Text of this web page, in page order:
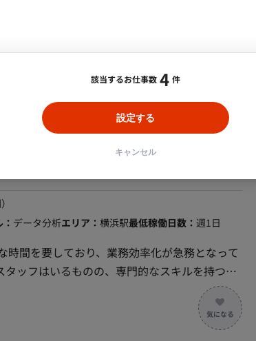
ィック／スキル）：抽出した定義を、用語間の
て整理し、AI が参照・実行できるスキルの形
り込む流れを、コードとして実装する。 ・
ファイル（YAML）の検証からデータ基盤へ
自動化：Databricks の構成管理（Databricks
能の設定変更をコードで管理・適用する。 ・
きる形に整え、手順とハマりどころをドキュ
）起因と自社実装起因を切り分け、ベ
と機械が使える形に落とすことに面白さを感
も、ドキュメントを読んで自分で動かして確
れたときの切り分けと復旧まで含めて設計で
CoBuild／AIエージェント／LLM Mesh／MCP
等）へ展開・活用まで一気通貫で推進する。
用・ナレッジ化・横展開）までを自分ごとで
問へ、データに基づきその場で答えられる仕組
ベンダー担当窓口）から新機能を把握し、当
する。 ・クライアント質問応答AIの構築・展
に LM/AIエージェントを接続し、予測値・実
場に定着させる。 ・展開・活用推進：検証し
PJへ横展開し、開発速度と品質を底上げする
の自動化：精度悪化の要因分析、モデル構築
仕組み化する。 ・技術的切り分け支援：デー
これ使えそう、試しましょう」と自分から動
て成果（数字・定着）まで持っていける。
（AI）で解消することを面白がれる方。 ■働
貸与(Mac) ・基本フルリモートだが、必要に
モート】社内のデータ集計業務にお
データ分析エリア： 横浜駅最低稼働日数： 週1日
間を要しており、業務効率化が急務となって
ッフはいるものの、専門的なスキルを持つエ
し、迅速なデータ集計・分析環境を整えるた
します。 ■ 具体的な業務内容
おいて、専門的な知見からデータ集計の課題を
該当するお仕事数 4 件
設定する
キャンセル